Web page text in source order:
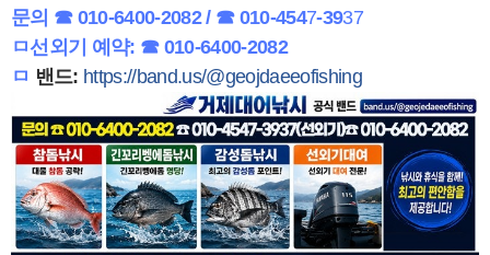
문의 ☎ 010-6400-2082 / ☎ 010-4547-3937
ㅁ선외기 예약: ☎ 010-6400-2082
ㅁ 밴드: https://band.us/@geojdaeeofishing